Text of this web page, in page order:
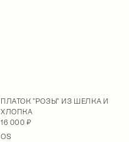
ПЛАТОК "РОЗЫ" ИЗ ШЕЛКА И
ХЛОПКА
16 000 ₽
OS